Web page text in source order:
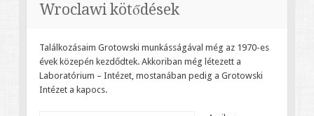
Wroclawi kötődések
Találkozásaim Grotowski munkásságával még az 1970-es
évek közepén kezdődtek. Akkoriban még létezett a
Laboratórium – Intézet, mostanában pedig a Grotowski
Intézet a kapocs.